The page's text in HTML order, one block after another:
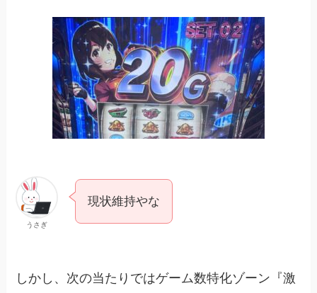
うさぎ
現状維持やな
しかし、次の当たりではゲーム数特化ゾーン『激